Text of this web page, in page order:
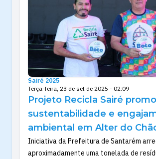
Sairé 2025
Terça-feira, 23 de set de 2025 - 02:09
Projeto Recicla Sairé
sustentabilidade e
ambiental em Alter do
Iniciativa da Prefeitura de Santarém
aproximadamente uma tonelada de